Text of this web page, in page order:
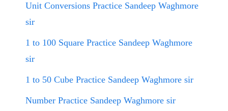
Unit Conversions Practice Sandeep Waghmore
sir
1 to 100 Square Practice Sandeep Waghmore
sir
1 to 50 Cube Practice Sandeep Waghmore sir
Number Practice Sandeep Waghmore sir